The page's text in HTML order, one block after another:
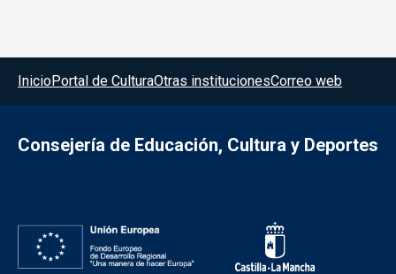
Menú del pie
InicioPortal de CulturaOtras institucionesCorreo web
Consejería de Educación, Cultura y Deportes